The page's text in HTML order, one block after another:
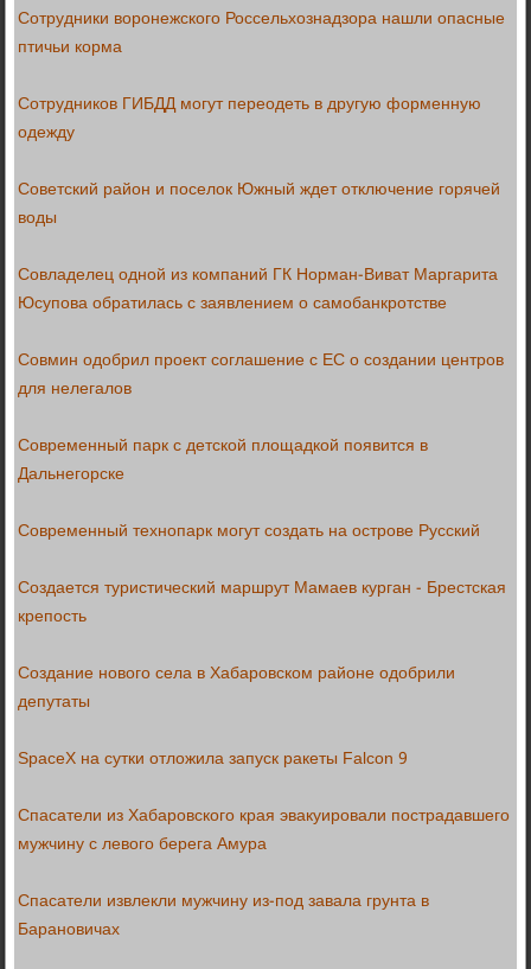
Сотрудники воронежского Россельхознадзора нашли опасные
птичьи корма
Сотрудников ГИБДД могут переодеть в другую форменную
одежду
Советский район и поселок Южный ждет отключение горячей
воды
Совладелец одной из компаний ГК Норман-Виват Маргарита
Юсупова обратилась с заявлением о самобанкротстве
Совмин одобрил проект соглашение с ЕС о создании центров
для нелегалов
Современный парк с детской площадкой появится в
Дальнегорске
Современный технопарк могут создать на острове Русский
Создается туристический маршрут Мамаев курган - Брестская
крепость
Создание нового села в Хабаровском районе одобрили
депутаты
SpaceX на сутки отложила запуск ракеты Falcon 9
Спасатели из Хабаровского края эвакуировали пострадавшего
мужчину с левого берега Амура
Спасатели извлекли мужчину из-под завала грунта в
Барановичах